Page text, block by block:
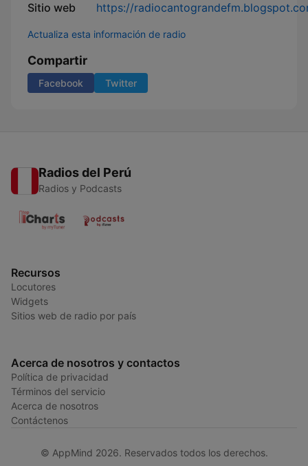
Sitio web https://
Actualiza esta información de radio
Compartir
Facebook Twitter
Radios del Perú
Radios y Podcasts
Recursos
Locutores
Widgets
Sitios web de radio por país
Acerca de nosotros y contactos
Política de privacidad
Términos del servicio
Acerca de nosotros
Contáctenos
© AppMind 2026. Reservados todos los derechos.